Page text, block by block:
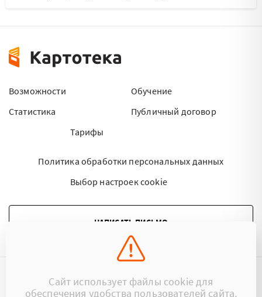
Возможности
Статистика
Тарифы
Обучение
Публичный договор
Политика обработки персональных данных
Выбор настроек cookie
НАПИСАТЬ ПИСЬМО
©2015 - 2026 Kartoteka.by Все права защищены.
Сайт использует файлы cookie для
обеспечения удобства пользователей сайта,